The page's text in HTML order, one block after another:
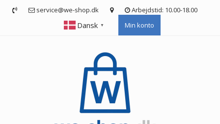
service@we-shop.dk Arbejdstid: 10.00-18.00
Dansk ▼ Min konto